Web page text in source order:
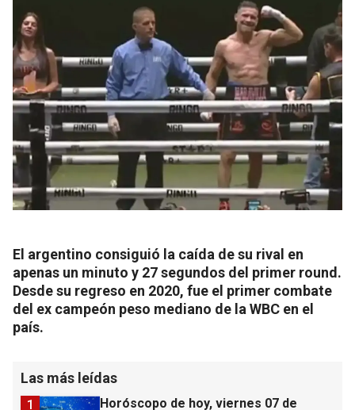
El argentino consiguió la caída de su rival en
apenas un minuto y 27 segundos del primer round.
Desde su regreso en 2020, fue el primer combate
del ex campeón peso mediano de la WBC en el
país.
Las más leídas
Horóscopo de hoy, viernes 07 de
1